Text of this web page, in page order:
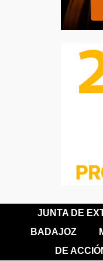
JUNTA DE
BADAJOZ
DE